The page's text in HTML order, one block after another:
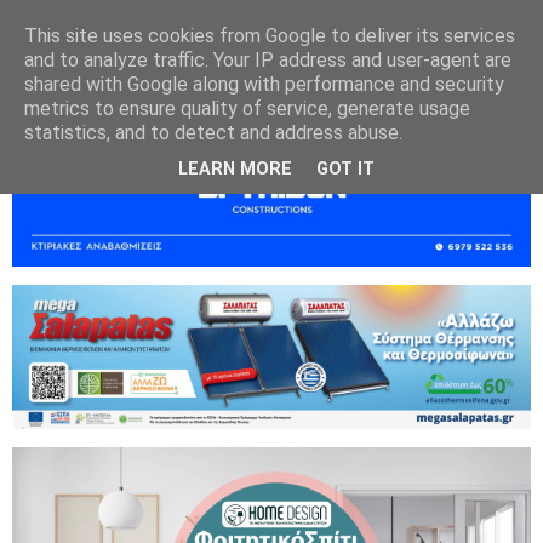
This site uses cookies from Google to deliver its services
and to analyze traffic. Your IP address and user-agent are
shared with Google along with performance and security
metrics to ensure quality of service, generate usage
statistics, and to detect and address abuse.
LEARN MORE GOT IT